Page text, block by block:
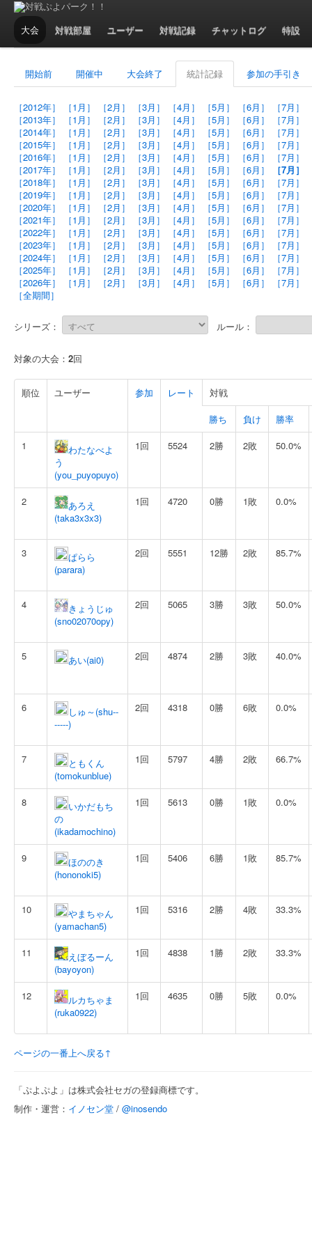
大会 対戦部屋 ユーザー 対戦記録 チャットログ 特設
大会 - 2017年7月の統計記録
開始前 開催中 大会終了 統計記録 参加の手引き
［2012年］ ［1月］ ［2月］ ［3月］ ［4月］ ［5月］ ［6月］ ［7月］
［2013年］
［1月］ ［2月］ ［3月］ ［4月］ ［5月］ ［6月］ ［7月］
［2014年］
［1月］ ［2月］ ［3月］ ［4月］ ［5月］ ［6月］ ［7月］
［2015年］
［1月］ ［2月］ ［3月］ ［4月］ ［5月］ ［6月］ ［7月］
［2016年］
［1月］ ［2月］ ［3月］ ［4月］ ［5月］ ［6月］ ［7月］
［2017年］
［1月］ ［2月］ ［3月］ ［4月］ ［5月］ ［6月］ ［7月］
［2018年］
［1月］ ［2月］ ［3月］ ［4月］ ［5月］ ［6月］ ［7月］
［2019年］
［1月］ ［2月］ ［3月］ ［4月］ ［5月］ ［6月］ ［7月］
［2020年］
［1月］ ［2月］ ［3月］ ［4月］ ［5月］ ［6月］ ［7月］
［2021年］
［1月］ ［2月］ ［3月］ ［4月］ ［5月］ ［6月］ ［7月］
［2022年］
［1月］ ［2月］ ［3月］ ［4月］ ［5月］ ［6月］ ［7月］
［2023年］
［1月］ ［2月］ ［3月］ ［4月］ ［5月］ ［6月］ ［7月］
［2024年］
［1月］ ［2月］ ［3月］ ［4月］ ［5月］ ［6月］ ［7月］
［2025年］
［1月］ ［2月］ ［3月］ ［4月］ ［5月］ ［6月］ ［7月］
［2026年］
［1月］ ［2月］ ［3月］ ［4月］ ［5月］ ［6月］ ［7月］
［全期間］
シリーズ： ルール：
対象の大会： 2回
順位 ユーザー 参加 レート
対戦
勝ち
負け
勝率
1
わたなべよ
う
(you_puyopuyo)
1回 5524 2勝 2敗 50.0%
2
あろえ
(taka3x3x3)
1回 4720 0勝 1敗 0.0%
3
ぱらら
(parara)
2回 5551 12勝 2敗 85.7%
4
きょうじゅ
(sno02070opy)
2回 5065 3勝 3敗 50.0%
5 あい(ai0) 2回 4874 2勝 3敗 40.0%
6
しゅ～(shu--
-----)
2回 4318 0勝 6敗 0.0%
7
ともくん
(tomokunblue)
1回 5797 4勝 2敗 66.7%
8
いかだもち
の
(ikadamochino)
1回 5613 0勝 1敗 0.0%
9
ほののき
(hononoki5)
1回 5406 6勝 1敗 85.7%
10
やまちゃん
(yamachan5)
1回 5316 2勝 4敗 33.3%
11
えぼるーん
(bayoyon)
1回 4838 1勝 2敗 33.3%
12
ルカちゃま
(ruka0922)
1回 4635 0勝 5敗 0.0%
ページの一番上へ戻る↑
「ぷよぷよ」は株式会社セガの登録商標です。
制作・運営： イノセン堂 / @inosendo